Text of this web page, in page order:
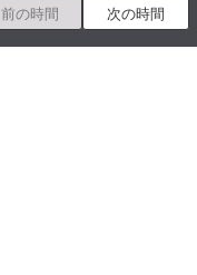
前の時間 次の時間